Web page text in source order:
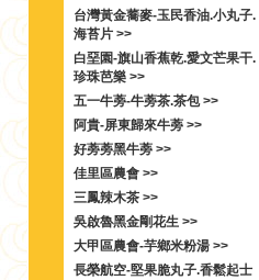
台灣黃金蕎麥-玉民香油.小丸子.
海苔片 >>
白堊園-旗山香蕉乾.愛文芒果干.
珍珠芭樂 >>
五一牛蒡-牛蒡茶.茶包 >>
阿貴-屏東歸來牛蒡 >>
好蒡蒡黑牛蒡 >>
佳里區農會 >>
三鳳辣木茶 >>
吳啟魯黑金剛花生 >>
大甲區農會-芋鄉米粉湯 >>
長榮航空-堅果脆丸子.香鬆起士